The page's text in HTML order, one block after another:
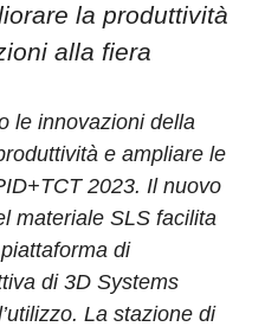
la produttività
alla fiera
le innovazioni della
e ampliare le
2023. Il nuovo
materiale SLS facilita
di
di 3D Systems
La stazione di